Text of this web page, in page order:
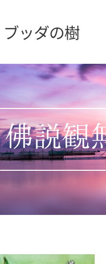
ブッダの樹
佛説観